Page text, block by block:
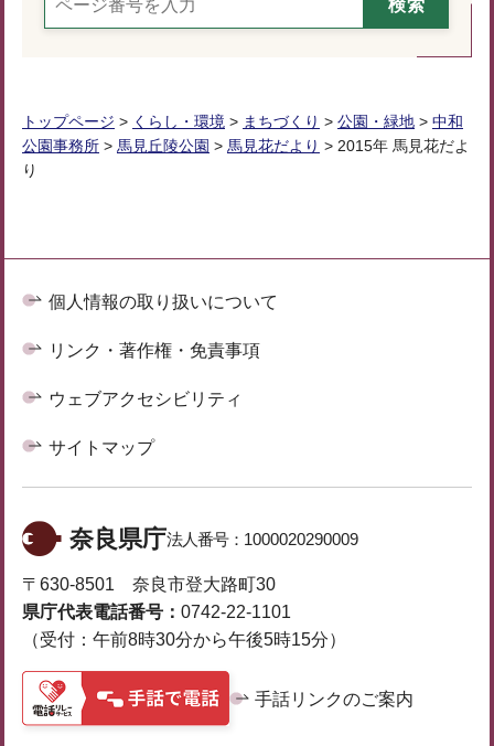
トップページ > くらし・環境 > まちづくり > 公園・緑地 > 中和
公園事務所 > 馬見丘陵公園 > 馬見花だより > 2015年 馬見花だよ
り
個人情報の取り扱いについて
リンク・著作権・免責事項
ウェブアクセシビリティ
サイトマップ
奈良県庁法人番号： 1000020290009
〒630-8501 奈良市登大路町30
県庁代表電話番号： 0742-22-1101
（受付：午前8時30分から午後5時15分）
手話リンクのご案内